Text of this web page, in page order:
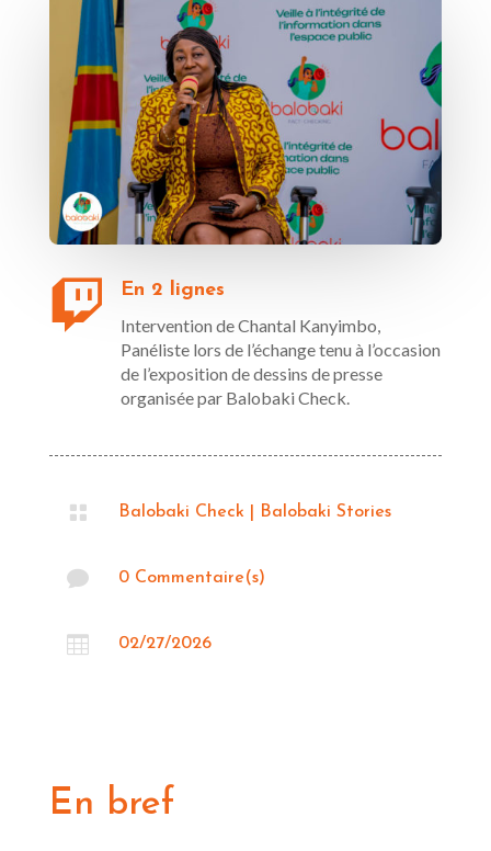

En 2 lignes
Intervention de Chantal Kanyimbo,
Panéliste lors de l’échange tenu à l’occasion
de l’exposition de dessins de presse
organisée par Balobaki Check.
 Balobaki Check Balobaki Stories
 0 Commentaire(s)
 02/27/2026
En bref